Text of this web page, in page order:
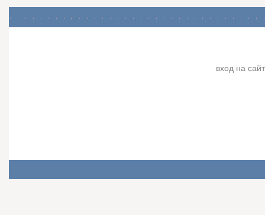
вход на сайт